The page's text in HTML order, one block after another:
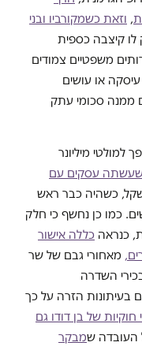
, וזאת כשמקורביו ובני
קיצבה כספית
משפטיים צמודים
או עושים
ממנה סכומי עתק
מיליונר
שעשתה עסקים עם
מכר ב-16 מיליון שקל, כשהיה כבר ראש
כמו כן נחשף כי חלק
כנראה כללה אישור
מאחורי גבם של שר
השדרה
בעיתונות הזרה על כך
של בן דודו גם
העובדה שמבקר